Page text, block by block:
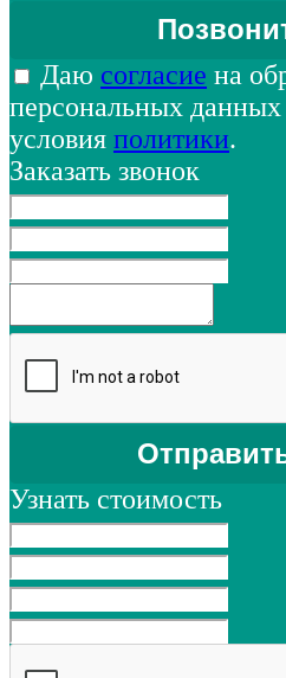
Даю согласие на
персональных
условия политики.
Заказать звонок
Узнать стоимость